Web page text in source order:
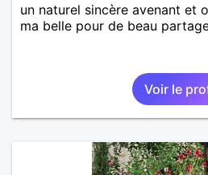
un naturel sincère avenant et
ma belle pour de beau
Voir le